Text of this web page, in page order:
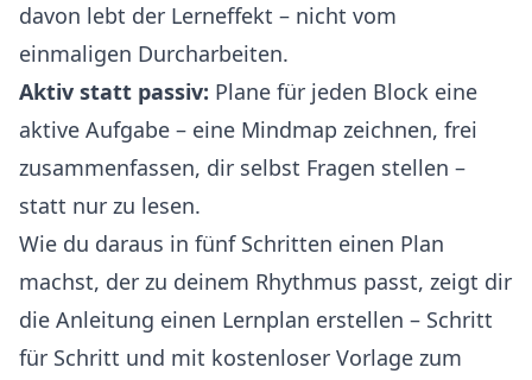
davon lebt der Lerneffekt – nicht vom
einmaligen Durcharbeiten.
Aktiv statt passiv: Plane für jeden Block eine
aktive Aufgabe – eine Mindmap zeichnen, frei
zusammenfassen, dir selbst Fragen stellen –
statt nur zu lesen.
Wie du daraus in fünf Schritten einen Plan
machst, der zu deinem Rhythmus passt, zeigt dir
die Anleitung einen Lernplan erstellen – Schritt
für Schritt und mit kostenloser Vorlage zum